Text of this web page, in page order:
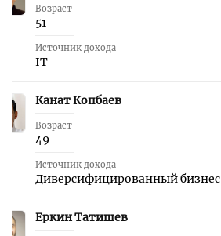
Возраст
51
Источник дохода
IT
22 Канат Копбаев
Возраст
49
Источник дохода
Диверсифицированный бизнес
23 Еркин Татишев